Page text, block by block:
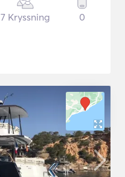
7 Kryssning 0